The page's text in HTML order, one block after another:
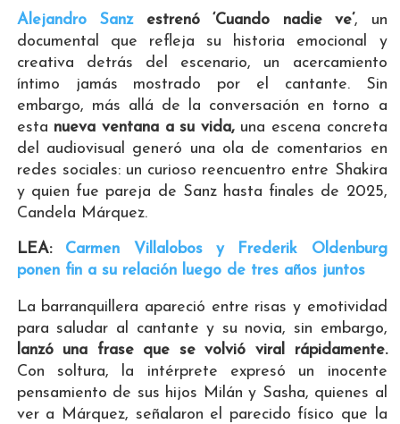
Alejandro Sanzestrenó ‘Cuando nadie ve’, un
documental que refleja su historia emocional y
creativa detrás del escenario, un acercamiento
íntimo jamás mostrado por el cantante. Sin
embargo, más allá de la conversación en torno a
esta nueva ventana a su vida,una escena concreta
del audiovisual generó una ola de comentarios en
redes sociales: un curioso reencuentro entre Shakira
y quien fue pareja de Sanz hasta finales de 2025,
Candela Márquez.
LEA: Carmen Villalobos y Frederik Oldenburg
ponen fin a su relación luego de tres años juntos
La barranquillera apareció entre risas y emotividad
para saludar al cantante y su novia, sin embargo,
lanzó una frase que se volvió viral rápidamente.
Con soltura, la intérprete expresó un inocente
pensamiento de sus hijos Milán y Sasha, quienes al
ver a Márquez, señalaron el parecido físico que la